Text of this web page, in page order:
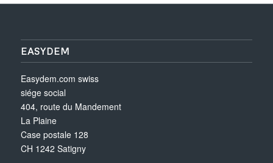
EASYDEM
Easydem.com swiss
siége social
404, route du Mandement
La Plaine
Case postale 128
CH 1242 Satigny